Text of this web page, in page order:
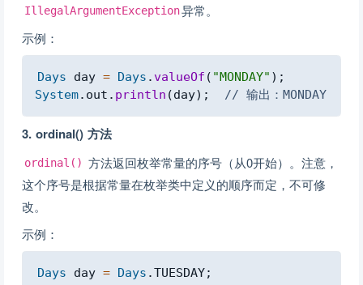
IllegalArgumentException异常。
示例：
Days day = Days . valueOf ( "MONDAY" ) ;
System. out . println (day) ; // 输出：MONDAY
3. ordinal() 方法
ordinal() 方法返回枚举常量的序号（从0开始）。注意，
这个序号是根据常量在枚举类中定义的顺序而定，不可修
改。
示例：
Days day = Days .TUESDAY;